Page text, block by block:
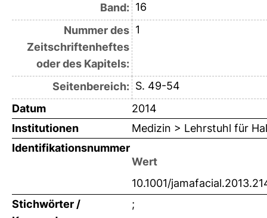
Band: 16
Nummer des
Zeitschriftenheftes
oder des Kapitels:
1
Seitenbereich: S. 49-54
Datum
2014
Institutionen
Medizin > Lehrstuhl für
Identifikationsnummer
Wert
10.1001/
Stichwörter /
;